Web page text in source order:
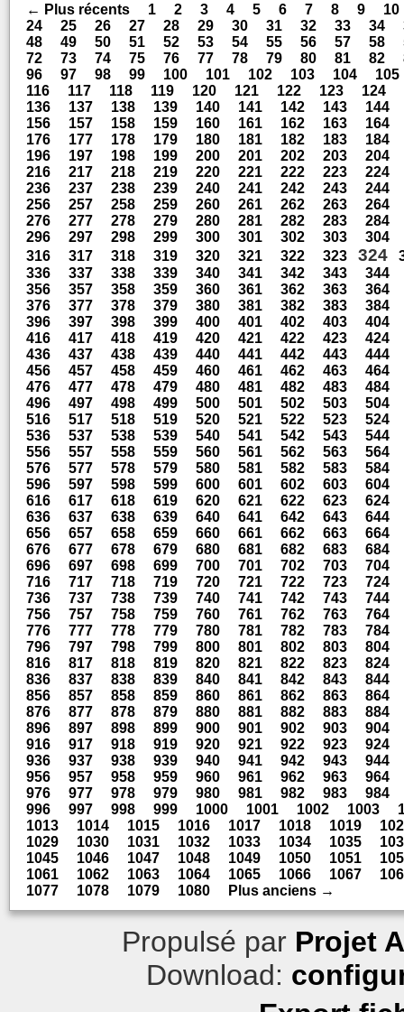
← Plus récents 1 2 3 4 5 6 7 8 9
10
24
25 26 27 28 29 30 31 32 33 34
48
49 50 51 52 53 54 55 56 57 58
72
73 74 75 76 77 78 79 80 81 82
96
97 98 99 100 101 102 103 104
105
116
117 118 119 120 121 122 123 124
136
137 138 139 140 141 142 143
144
156
157 158 159 160 161 162 163
164
176
177 178 179 180 181 182 183
184
196
197 198 199 200 201 202 203
204
216
217 218 219 220 221 222 223
224
236
237 238 239 240 241 242 243
244
256
257 258 259 260 261 262 263
264
276
277 278 279 280 281 282 283
284
296
297 298 299 300 301 302 303
304
316
317 318 319 320 321 322 323 324
336
337 338 339 340 341 342 343
344
356
357 358 359 360 361 362 363
364
376
377 378 379 380 381 382 383
384
396
397 398 399 400 401 402 403
404
416
417 418 419 420 421 422 423
424
436
437 438 439 440 441 442 443
444
456
457 458 459 460 461 462 463
464
476
477 478 479 480 481 482 483
484
496
497 498 499 500 501 502 503
504
516
517 518 519 520 521 522 523
524
536
537 538 539 540 541 542 543
544
556
557 558 559 560 561 562 563
564
576
577 578 579 580 581 582 583
584
596
597 598 599 600 601 602 603
604
616
617 618 619 620 621 622 623
624
636
637 638 639 640 641 642 643
644
656
657 658 659 660 661 662 663
664
676
677 678 679 680 681 682 683
684
696
697 698 699 700 701 702 703
704
716
717 718 719 720 721 722 723
724
736
737 738 739 740 741 742 743
744
756
757 758 759 760 761 762 763
764
776
777 778 779 780 781 782 783
784
796
797 798 799 800 801 802 803
804
816
817 818 819 820 821 822 823
824
836
837 838 839 840 841 842 843
844
856
857 858 859 860 861 862 863
864
876
877 878 879 880 881 882 883
884
896
897 898 899 900 901 902 903
904
916
917 918 919 920 921 922 923
924
936
937 938 939 940 941 942 943
944
956
957 958 959 960 961 962 963
964
976
977 978 979 980 981 982 983
984
996
997 998 999 1000 1001 1002 1003
1013
1014 1015 1016 1017 1018 1019
1029
1030 1031 1032 1033 1034 1035
1045
1046 1047 1048 1049 1050 1051
1061
1062 1063 1064 1065 1066 1067
1077
1078 1079 1080 Plus anciens →
Propulsé par Projet
Download: